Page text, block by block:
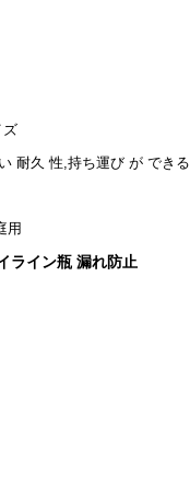
ズ
耐久 性,持ち運び が できる
用
ライン瓶 漏れ防止